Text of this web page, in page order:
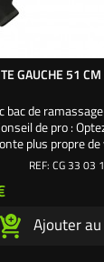
GAUCHE 51
bac de
de pro :
plus propre
par des
la longueur
REF: CG 33 03
Ajouter